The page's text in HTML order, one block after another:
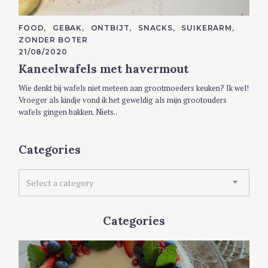
C
A
T
E
O
R
E
S
FOOD GEBAK ONTBIJT SNACKS
SUIKERARM
ZONDER BOTER
21/08/2020
Kaneelwafels met havermout
Wie denkt bij wafels niet meteen aan grootmoeders keuken? Ik wel!
Vroeger als kindje vond ik het geweldig als mijn grootouders
wafels gingen bakken. Niets..
Categories
o
r
Select a category
Categories